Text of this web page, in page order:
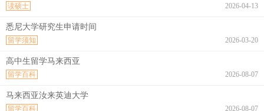
2026-04-13
读硕士
悉尼大学研究生申请时间
2026-03-20
留学须知
高中生留学马来西亚
2026-08-07
留学百科
马来西亚汝来英迪大学
2026-08-07
留学百科